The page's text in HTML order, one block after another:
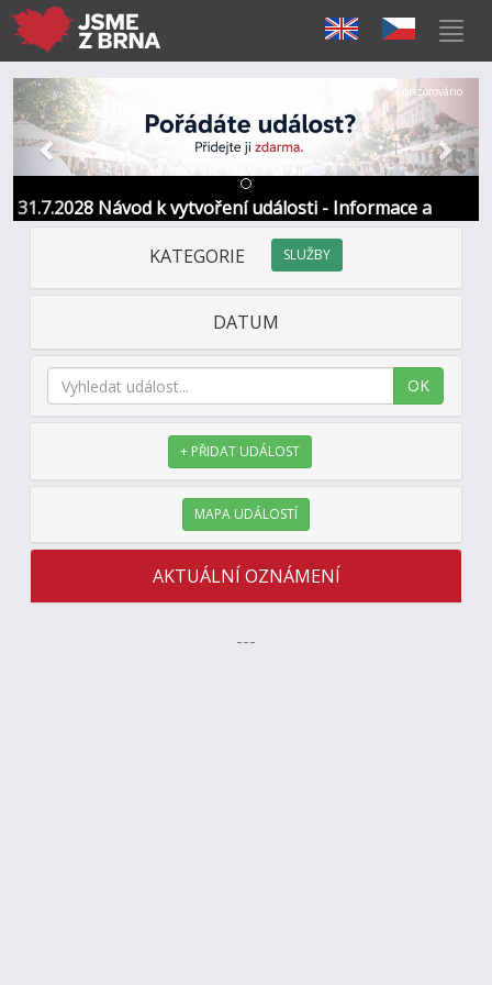
31.7.2028 Návod k vytvoření události - Informace a
kontakt
Předchozí Další
Sponzorováno
KATEGORIE SLUŽBY
DATUM
OK
+ PŘIDAT UDÁLOST
MAPA UDÁLOSTÍ
AKTUÁLNÍ OZNÁMENÍ
---